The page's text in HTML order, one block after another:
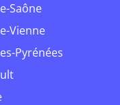
Saône
Vienne
Pyrénées